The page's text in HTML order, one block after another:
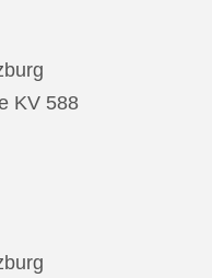
KV 588